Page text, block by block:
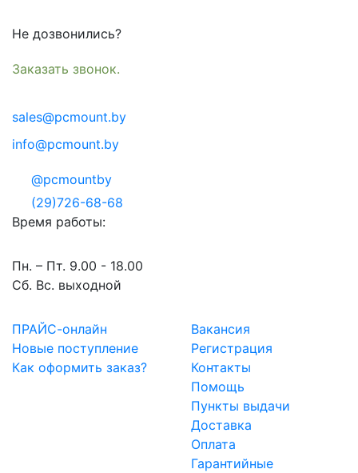
Не дозвонились?
Заказать звонок.
sales@pcmount.by
info@pcmount.by
@pcmountby
(29)726-68-68
Время работы:
Пн. – Пт. 9.00 - 18.00
Сб. Вс. выходной
ПРАЙС-онлайн
Новые поступление
Как оформить заказ?
Вакансия
Регистрация
Контакты
Помощь
Пункты выдачи
Доставка
Оплата
Гарантийные